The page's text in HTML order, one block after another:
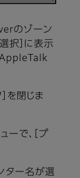
のゾーン
択］に表示
AppleTalk
を閉じま
ーで、［プ
ター名が選